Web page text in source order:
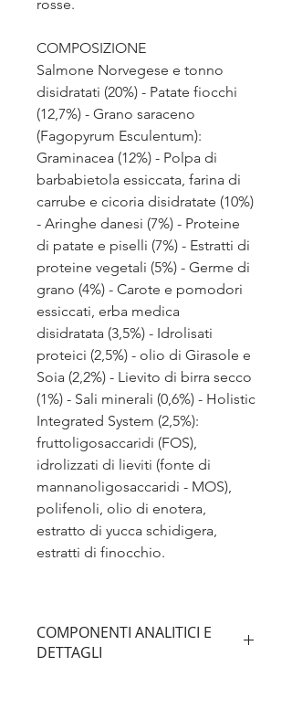
rosse.
COMPOSIZIONE
Salmone Norvegese e tonno
disidratati (20%) - Patate fiocchi
(12,7%) - Grano saraceno
(Fagopyrum Esculentum):
Graminacea (12%) - Polpa di
barbabietola essiccata, farina di
carrube e cicoria disidratate (10%)
- Aringhe danesi (7%) - Proteine
di patate e piselli (7%) - Estratti di
proteine vegetali (5%) - Germe di
grano (4%) - Carote e pomodori
essiccati, erba medica
disidratata (3,5%) - Idrolisati
proteici (2,5%) - olio di Girasole e
Soia (2,2%) - Lievito di birra secco
(1%) - Sali minerali (0,6%) - Holistic
Integrated System (2,5%):
fruttoligosaccaridi (FOS),
idrolizzati di lieviti (fonte di
mannanoligosaccaridi - MOS),
polifenoli, olio di enotera,
estratto di yucca schidigera,
estratti di finocchio.
COMPONENTI ANALITICI E
DETTAGLI